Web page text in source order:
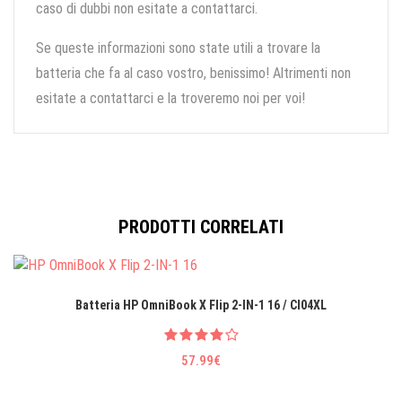
caso di dubbi non esitate a contattarci.
Se queste informazioni sono state utili a trovare la
batteria che fa al caso vostro, benissimo! Altrimenti non
esitate a contattarci e la troveremo noi per voi!
PRODOTTI CORRELATI
Batteria HP OmniBook X Flip 2-IN-1 16 / CI04XL
57.99€